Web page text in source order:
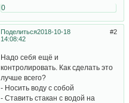
0
Поделиться 2
2018-10-18
14:08:42
Надо себя ещё и
контролировать. Как сделать это
лучше всего?
- Носить воду с собой
- Ставить стакан с водой на